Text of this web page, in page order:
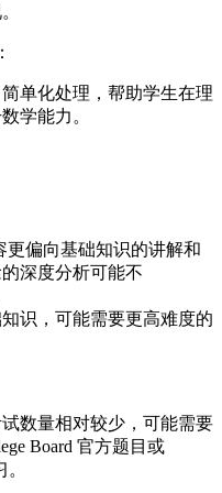
：
单化处理，帮助学生在理
学能力。
更偏向基础知识的讲解和
深度分析可能不
识，可能需要更高难度的
数量相对较少，可能需要
Board 官方题目或